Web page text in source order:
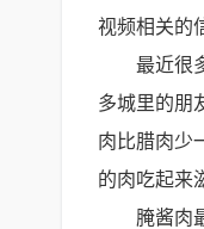
视频相关的
最近很
多城里的朋
肉比腊肉少
的肉吃起来
腌酱肉